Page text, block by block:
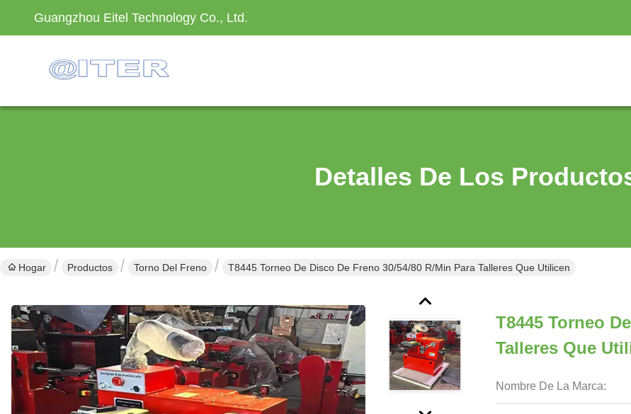
Guangzhou Eitel Technology Co., Ltd.
Detalles De Los
Hogar Productos Torno Del Freno T8445 Torneo De Disco De Freno 30/54/80 R/min Para Talleres Que Utilicen
T8445 Torneo
Talleres Que
Nombre De La Marca: